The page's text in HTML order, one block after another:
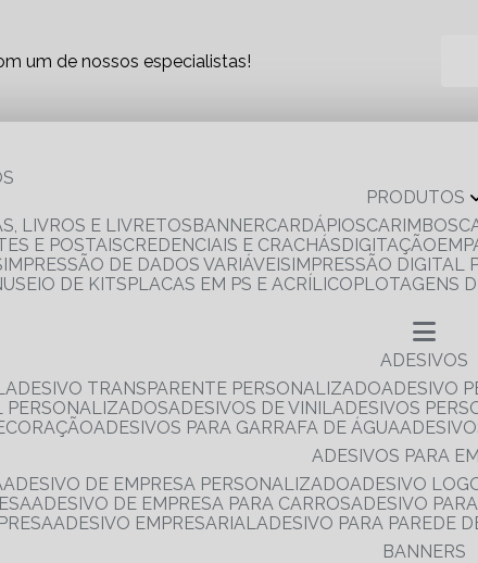
um de nossos especialistas!
PRODUTOS
LIVROS E LIVRETOS BANNER CARDÁPIOS CARIMBOS
E POSTAIS CREDENCIAIS E CRACHÁS DIGITAÇÃO
IMPRESSÃO DE DADOS VARIÁVEIS IMPRESSÃO DIGITAL
DE KITS
PLACAS EM PS E ACRÍLICO
PLOTAGENS
ADESIVOS
ADESIVO TRANSPARENTE PERSONALIZADO ADESIVO
PERSONALIZADOS
ADESIVOS DE VINIL ADESIVOS
ADESIVOS PARA GARRAFA DE ÁGUA
ADESIVOS PARA
ADESIVO DE EMPRESA PERSONALIZADO ADESIVO
ADESIVO DE EMPRESA PARA CARROS ADESIVO
ADESIVO EMPRESARIAL ADESIVO PARA PAREDE
BANNERS